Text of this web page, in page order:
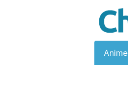
Anime